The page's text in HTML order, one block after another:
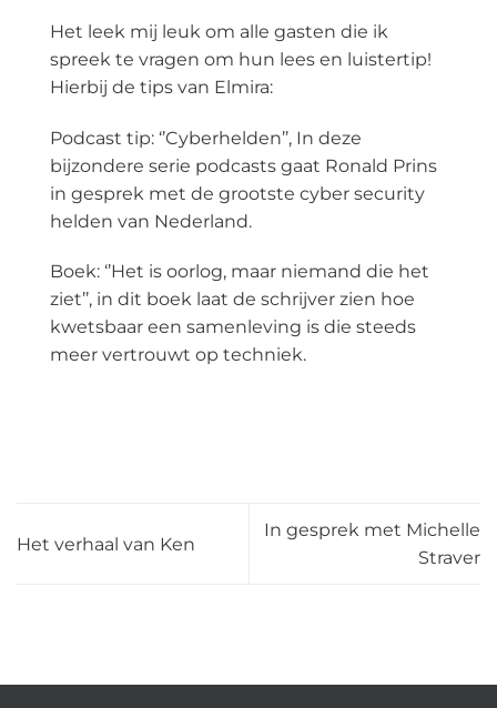
Het leek mij leuk om alle gasten die ik
spreek te vragen om hun lees en luistertip!
Hierbij de tips van Elmira:
Podcast tip: ‘’Cyberhelden’’, In deze
bijzondere serie podcasts gaat Ronald Prins
in gesprek met de grootste cyber security
helden van Nederland.
Boek: ‘’Het is oorlog, maar niemand die het
ziet’’, in dit boek laat de schrijver zien hoe
kwetsbaar een samenleving is die steeds
meer vertrouwt op techniek.
Het verhaal van Ken
In gesprek met Michelle
Straver